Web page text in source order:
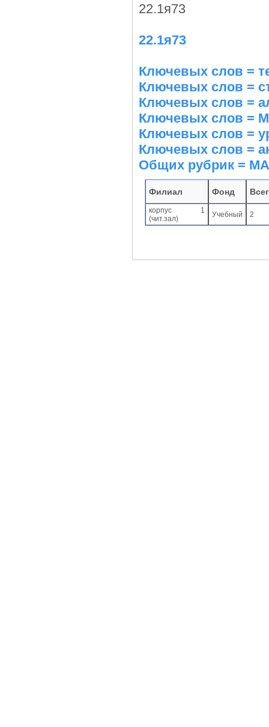
22.1я73
22.1я73
Ключевых слов =
Ключевых слов =
Ключевых слов =
Ключевых слов =
Ключевых слов =
Ключевых слов =
Общих рубрик =
Филиал Фонд
корпус 1
(чит.зал)
Учебный 2